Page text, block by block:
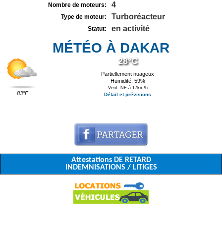
Nombre de moteurs: 4
Type de moteur: Turboréacteur
Statut: en activité
MÉTÉO À DAKAR
83°F
28°C
Partiellement nuageux
Humidité: 59%
Vent: NE à 17km/h
Détail et prévisions
Attestations DE RETARD
INDEMNISATIONS / LITIGES